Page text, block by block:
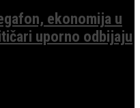
ekonomija u
uporno odbijaju